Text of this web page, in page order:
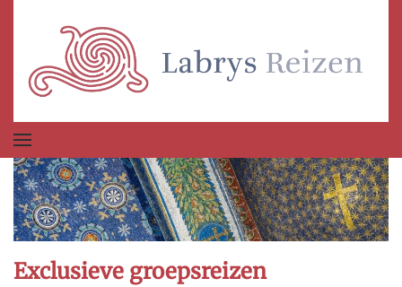
Terug naar hoofdinhoud
Exclusieve groepsreizen